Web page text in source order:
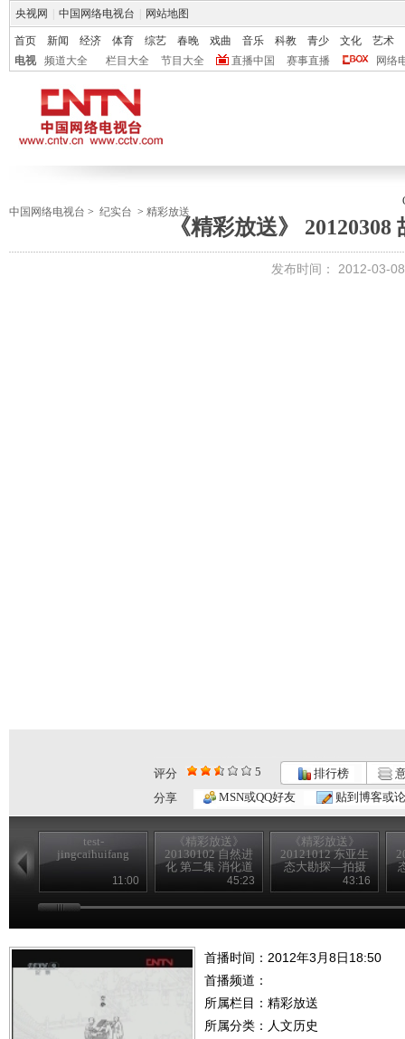
央视网 中国网络电视台 网站地图
首页 新闻 经济 体育 综艺 春晚 戏曲 音乐 科教 青少 文化
艺术
电视
频道大全 栏目大全 节目大全 直播中国 赛事直播 网络
中国网络电视台 > 纪实台 > 精彩放送
《精彩放送》 20120308
发布时间： 2012-03-
评分 5 排行榜
分享
MSN或QQ好友 贴到博客或
test-
jingcaihuifang
11:00
《精彩放送》
20130102 自然进
化 第二集 消化道
45:23
《精彩放送》
20121012 东亚生
态大勘探—拍摄
43:16
首播时间：2012年3月8日18:50
首播频道：
所属栏目： 精彩放送
所属分类：人文历史